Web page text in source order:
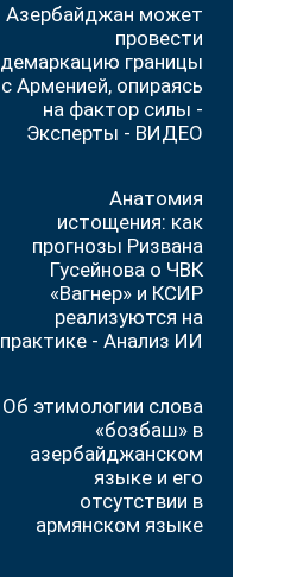
Азербайджан может
провести
демаркацию границы
с Арменией, опираясь
на фактор силы -
Эксперты - ВИДЕО
Анатомия
истощения: как
прогнозы Ризвана
Гусейнова о ЧВК
«Вагнер» и КСИР
реализуются на
практике - Анализ ИИ
Об этимологии слова
«бозбаш» в
азербайджанском
языке и его
отсутствии в
армянском языке